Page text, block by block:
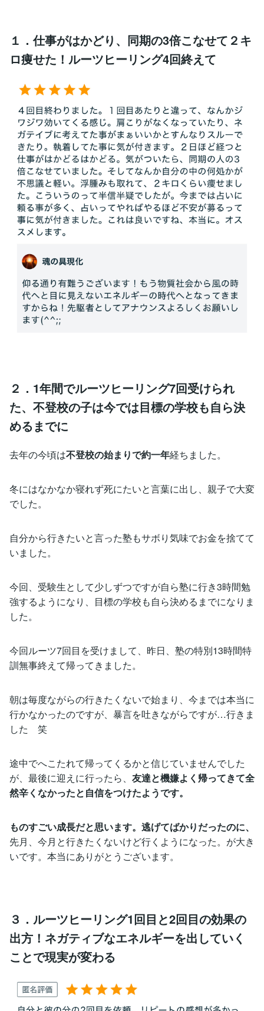
１．仕事がはかどり、同期の3倍こなせて２キ
ロ痩せた！ルーツヒーリング4回終えて
２．1年間でルーツヒーリング7回受けられ
た、不登校の子は今では目標の学校も自ら決
めるまでに
去年の今頃は不登校の始まりで約一年経ちました。
冬にはなかなか寝れず死にたいと言葉に出し、親子で大変
でした。
自分から行きたいと言った塾もサボり気味でお金を捨てて
いました。
今回、受験生として少しずつですが自ら塾に行き3時間勉
強するようになり、目標の学校も自ら決めるまでになりま
した。
今回ルーツ7回目を受けまして、昨日、塾の特別13時間特
訓無事終えて帰ってきました。
朝は毎度ながらの行きたくないで始まり、今までは本当に
行かなかったのですが、暴言を吐きながらですが…行きま
した 笑
途中でへこたれて帰ってくるかと信じていませんでした
が、最後に迎えに行ったら、 友達と機嫌よく帰ってきて全
然辛くなかったと自信をつけたようです。
ものすごい成長だと思います。逃げてばかりだったのに、
先月、今月と行きたくないけど行くようになった。が大き
いです。本当にありがとうございます。
３．ルーツヒーリング1回目と2回目の効果の
出方！ネガティブなエネルギーを出していく
ことで現実が変わる